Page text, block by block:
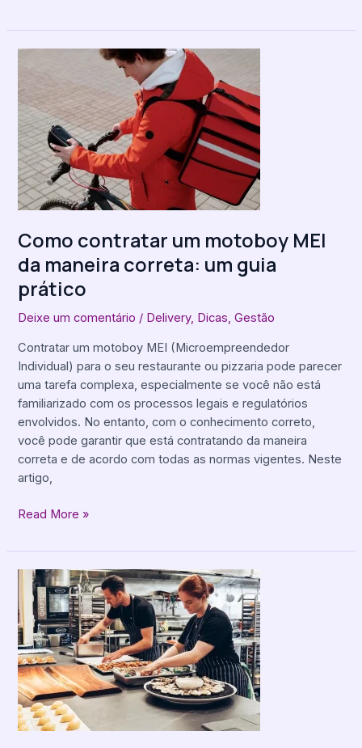
Como contratar um motoboy MEI
da maneira correta: um guia
prático
Deixe um comentário / Delivery, Dicas,Gestão
Contratar um motoboy MEI (Microempreendedor
Individual) para o seu restaurante ou pizzaria pode parecer
uma tarefa complexa, especialmente se você não está
familiarizado com os processos legais e regulatórios
envolvidos. No entanto, com o conhecimento correto,
você pode garantir que está contratando da maneira
correta e de acordo com todas as normas vigentes. Neste
artigo,
um
motoboy
MEI
da
maneira
correta:
um
prático
Read More »
Dicas
Para
Aumentar
as
Vendas
do
Seu
Restaurante